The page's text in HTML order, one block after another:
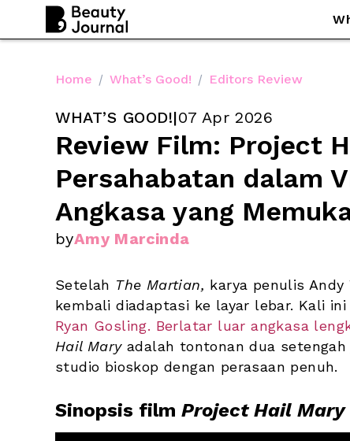
Home / What’s Good! / Editors Review
WHAT’S GOOD!|07 Apr 2026
Review Film: Project
Persahabatan dalam
Angkasa yang
byAmy Marcinda
Setelah The Martian, karya penulis Andy
Ryan Gosling. Berlatar luar angkasa
Hail Mary adalah tontonan dua
studio bioskop dengan perasaan penuh.
Sinopsis film Project Hail Mary